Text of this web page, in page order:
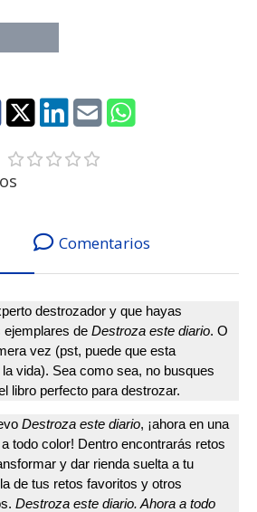
Comentarios
destrozador y que hayas
ejemplares de Destroza este diario. O
vez (pst, puede que esta
vida). Sea como sea, no busques
libro perfecto para destrozar.
Destroza este diario, ¡ahora en una
todo color! Dentro encontrarás retos
y dar rienda suelta a tu
de tus retos favoritos y otros
Destroza este diario. Ahora a todo